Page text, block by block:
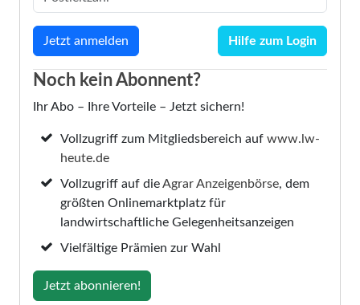
Hilfe zum Login
Noch kein Abonnent?
Ihr Abo – Ihre Vorteile – Jetzt sichern!
Vollzugriff zum Mitgliedsbereich aufwww.lw-
heute.de
Vollzugriff auf dieAgrar Anzeigenbörse, dem
größten Onlinemarktplatz für
landwirtschaftliche Gelegenheitsanzeigen
Vielfältige Prämien zur Wahl
Jetzt abonnieren!